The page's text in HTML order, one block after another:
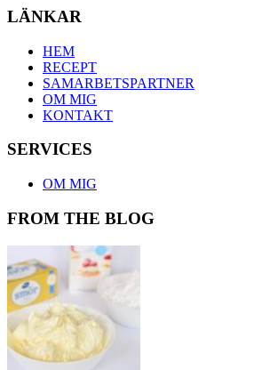
LÄNKAR
HEM
RECEPT
SAMARBETSPARTNER
OM MIG
KONTAKT
SERVICES
OM MIG
FROM THE BLOG